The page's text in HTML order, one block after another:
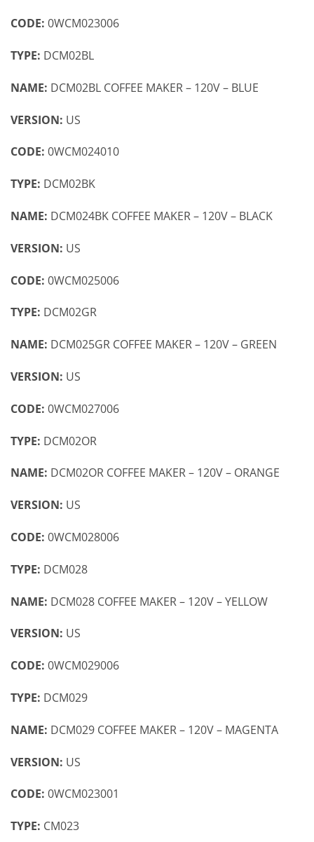
CODE: 0WCM023006
TYPE: DCM02BL
NAME: DCM02BL COFFEE MAKER – 120V – BLUE
VERSION: US
CODE: 0WCM024010
TYPE: DCM02BK
NAME: DCM024BK COFFEE MAKER – 120V – BLACK
VERSION: US
CODE: 0WCM025006
TYPE: DCM02GR
NAME: DCM025GR COFFEE MAKER – 120V – GREEN
VERSION: US
CODE: 0WCM027006
TYPE: DCM02OR
NAME: DCM02OR COFFEE MAKER – 120V – ORANGE
VERSION: US
CODE: 0WCM028006
TYPE: DCM028
NAME: DCM028 COFFEE MAKER – 120V – YELLOW
VERSION: US
CODE: 0WCM029006
TYPE: DCM029
NAME: DCM029 COFFEE MAKER – 120V – MAGENTA
VERSION: US
CODE: 0WCM023001
TYPE: CM023